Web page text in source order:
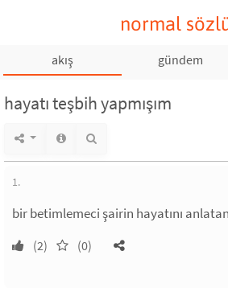
normal
akış gündem
hayatı teşbih yapmışım
1.
bir betimlemeci şairin hayatını
(2) (0)